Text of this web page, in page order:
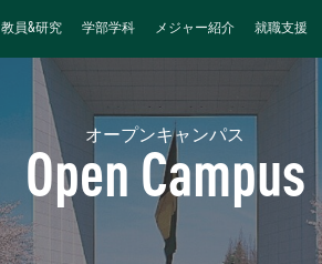
教員&研究 学部学科 メジャー紹介 就職支援
オープンキャンパス
Open Campus